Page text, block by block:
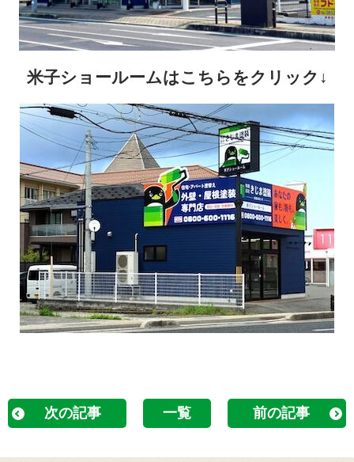
米子ショールームはこちらをクリック↓
次の記事 一覧 前の記事